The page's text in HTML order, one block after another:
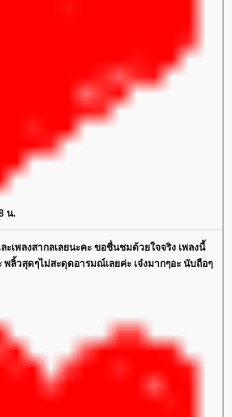
น.
ะเพลงสากลเลยนะคะ ขอชื่นชมด้วยใจจริง เพลงนี้
ลิ้วสุดๆไม่สะดุดอารมณ์เลยค่ะ เจ๋งมากๆอะ นับถือๆ